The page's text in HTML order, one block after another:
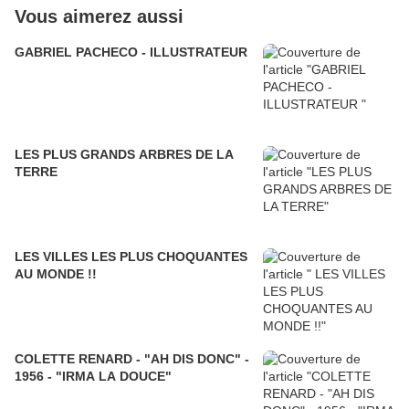
Vous aimerez aussi
GABRIEL PACHECO - ILLUSTRATEUR
LES PLUS GRANDS ARBRES DE LA
TERRE
LES VILLES LES PLUS CHOQUANTES
AU MONDE !!
COLETTE RENARD - "AH DIS DONC" -
1956 - "IRMA LA DOUCE"